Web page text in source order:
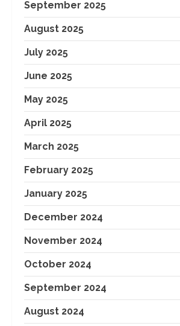
September 2025
August 2025
July 2025
June 2025
May 2025
April 2025
March 2025
February 2025
January 2025
December 2024
November 2024
October 2024
September 2024
August 2024